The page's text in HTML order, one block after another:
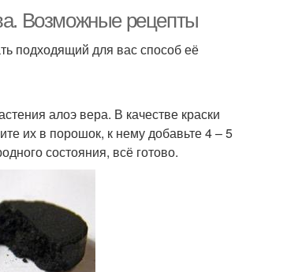
Возможные рецепты
подходящий для вас способ её
алоэ вера. В качестве краски
их в порошок, к нему добавьте 4 – 5
состояния, всё готово.